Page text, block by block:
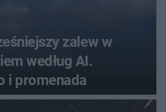
zalew w
według AI.
i promenada